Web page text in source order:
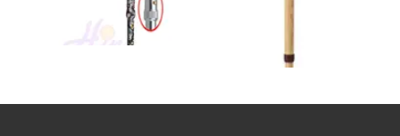
照明拐杖
金伸縮手杖